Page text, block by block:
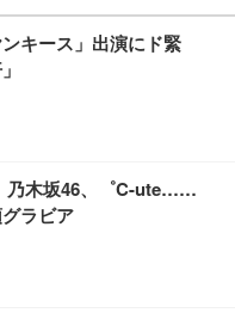
スクチェア 疲れない テレ
レスト 30度ロッキング機
ト 90度跳ね上げ式アーム
ェア (ブラック)
スクチェア 疲れない テレ
レスト 30度ロッキング機
ト 90度跳ね上げ式アーム
モニター DualSense 充電
27インチ 液晶モニタ
VA 非光沢 HDMI/DisplayP
高さ調整 スイベル VESA対
オムツ L 中型犬用 26枚入
ーシック) 【Amazon.co.jp
スオーヤマ ペットシーツ
枚入 (x 1) (ケース販売)
キース」出演にド緊
乃木坂46、゜C-ute……
ラビア